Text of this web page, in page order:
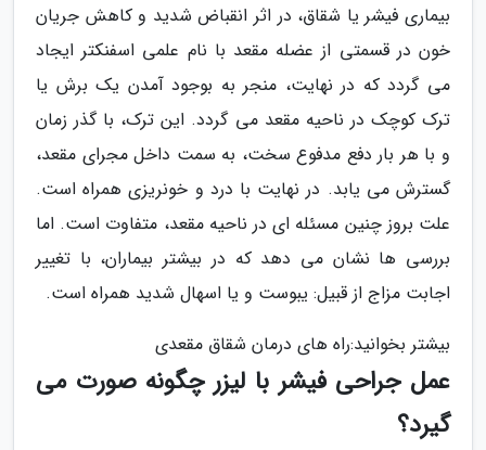
بیماری فیشر یا شقاق، در اثر انقباض شدید و کاهش جریان
خون در قسمتی از عضله مقعد با نام علمی اسفنکتر ایجاد
می گردد که در نهایت، منجر به بوجود آمدن یک برش یا
ترک کوچک در ناحیه مقعد می گردد. این ترک، با گذر زمان
و با هر بار دفع مدفوع سخت، به سمت داخل مجرای مقعد،
گسترش می یابد. در نهایت با درد و خونریزی همراه است.
علت بروز چنین مسئله ای در ناحیه مقعد، متفاوت است. اما
بررسی ها نشان می دهد که در بیشتر بیماران، با تغییر
اجابت مزاج از قبیل: یبوست و یا اسهال شدید همراه است.
بیشتر بخوانید:راه های درمان شقاق مقعدی
عمل جراحی فیشر با لیزر چگونه صورت می
گیرد؟